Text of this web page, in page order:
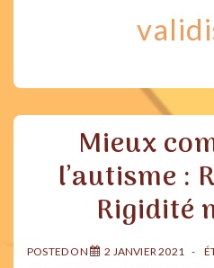
Mieux
l’autisme :
Rigidité
POSTED ON 2 JANVIER 2021